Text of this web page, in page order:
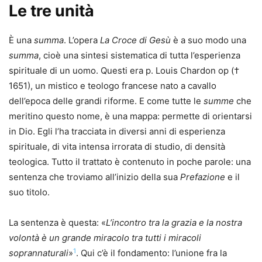
Le tre unità
È una summa. L’opera La Croce di Gesù è a suo modo una
summa, cioè una sintesi sistematica di tutta l’esperienza
spirituale di un uomo. Questi era p. Louis Chardon op (†
1651), un mistico e teologo francese nato a cavallo
dell’epoca delle grandi riforme. E come tutte le summe che
meritino questo nome, è una mappa: permette di orientarsi
in Dio. Egli l’ha tracciata in diversi anni di esperienza
spirituale, di vita intensa irrorata di studio, di densità
teologica. Tutto il trattato è contenuto in poche parole: una
sentenza che troviamo all’inizio della sua Prefazione e il
suo titolo.
La sentenza è questa: «L’incontro tra la grazia e la nostra
volontà è un grande miracolo tra tutti i miracoli
soprannaturali»1. Qui c’è il fondamento: l’unione fra la